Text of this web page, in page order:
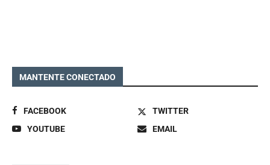
MANTENTE CONECTADO
FACEBOOK
TWITTER
YOUTUBE
EMAIL